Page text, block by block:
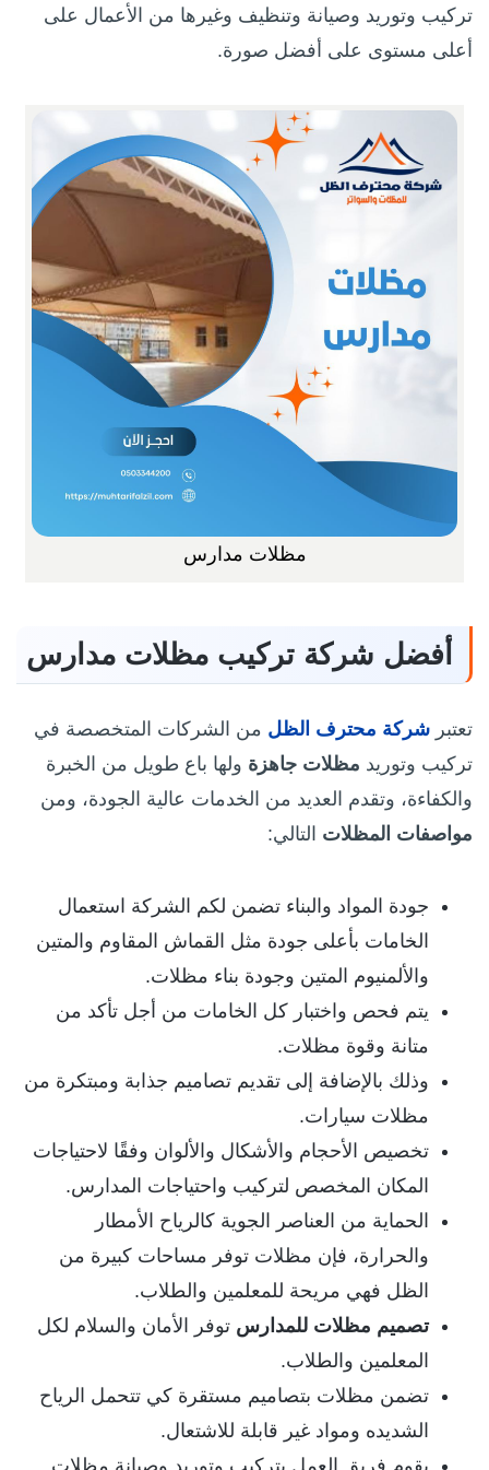
تركيب وتوريد وصيانة وتنظيف وغيرها من الأعمال على
أعلى مستوى على أفضل صورة.
مظلات مدارس
أفضل شركة تركيب مظلات مدارس
تعتبر شركة محترف الظل من الشركات المتخصصة في
تركيب وتوريد مظلات جاهزة ولها باع طويل من الخبرة
والكفاءة، وتقدم العديد من الخدمات عالية الجودة، ومن
مواصفات المظلات التالي:
جودة المواد والبناء تضمن لكم الشركة استعمال
الخامات بأعلى جودة مثل القماش المقاوم والمتين
والألمنيوم المتين وجودة بناء مظلات.
يتم فحص واختبار كل الخامات من أجل تأكد من
متانة وقوة مظلات.
وذلك بالإضافة إلى تقديم تصاميم جذابة ومبتكرة من
مظلات سيارات.
تخصيص الأحجام والأشكال والألوان وفقًا لاحتياجات
المكان المخصص لتركيب واحتياجات المدارس.
الحماية من العناصر الجوية كالرياح الأمطار
والحرارة، فإن مظلات توفر مساحات كبيرة من
الظل فهي مريحة للمعلمين والطلاب.
تصميم مظلات للمدارس توفر الأمان والسلام لكل
المعلمين والطلاب.
تضمن مظلات بتصاميم مستقرة كي تتحمل الرياح
الشديده ومواد غير قابلة للاشتعال.
يقوم فريق العمل بتركيب وتوريد وصيانة مظلات